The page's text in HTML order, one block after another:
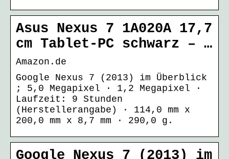
Asus Nexus 7 1A020A 17,7
cm Tablet-PC schwarz – …
Amazon.de
Google Nexus 7 (2013) im Überblick
; 5,0 Megapixel · 1,2 Megapixel ·
Laufzeit: 9 Stunden
(Herstellerangabe) · 114,0 mm x
200,0 mm x 8,7 mm · 290,0 g.
Google Nexus 7 (2013) im